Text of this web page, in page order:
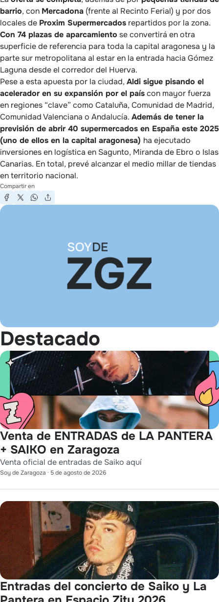
barrio, con Mercadona (frente al Recinto Ferial) y por dos
locales de Proxim Supermercados repartidos por la zona.
Con 74 plazas de aparcamiento se convertirá en otra
superficie de referencia para toda la capital aragonesa y la
parte sur metropolitana al estar en la entrada hacia Gómez
Laguna desde el corredor del Huerva.
Pese a esta apuesta por la ciudad, Aldi sigue pisando el
acelerador en su expansión por el paíscon mayor fuerza
en regiones “clave” como Cataluña, Comunidad de Madrid,
Comunidad Valenciana o Andalucía. Además de tener la
previsión de abrir 40 supermercados en España este 2025
(uno de ellos en la capital aragonesa) ha ejecutado
inversiones en logística en Sagunto, Miranda de Ebro o Islas
Canarias. En total, prevé alcanzar el medio millar de tiendas
en territorio nacional.
Compartir en
Destacado
Venta de ENTRADAS de LA PANTERA
+ SAIKO en Zaragoza
Venta oficial de entradas de Saiko aquí
Soy de Zaragoza · 5 de agosto de 2026
Entradas del concierto de Saiko y La